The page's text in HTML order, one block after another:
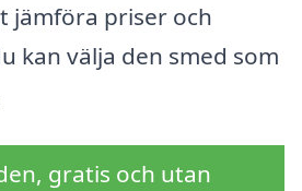
jämföra priser och
kan välja den smed som
gratis och utan